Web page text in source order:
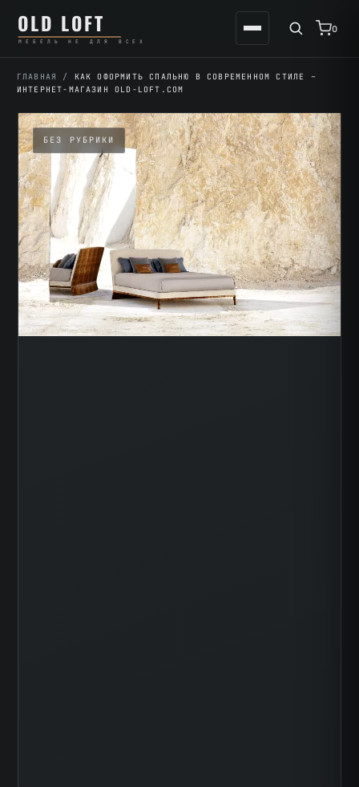
содержимому
содержимому
OLD LOFT
МЕБЕЛЬ НЕ ДЛЯ ВСЕХ
0
ГЛАВНАЯ / КАК ОФОРМИТЬ СПАЛЬНЮ В СОВРЕМЕННОМ СТИЛЕ –
ИНТЕРНЕТ-МАГАЗИН OLD-LOFT.COM
БЕЗ РУБРИКИ